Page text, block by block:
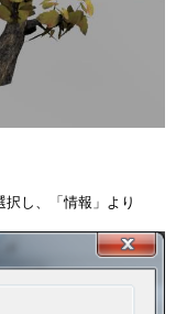
し、「情報」より